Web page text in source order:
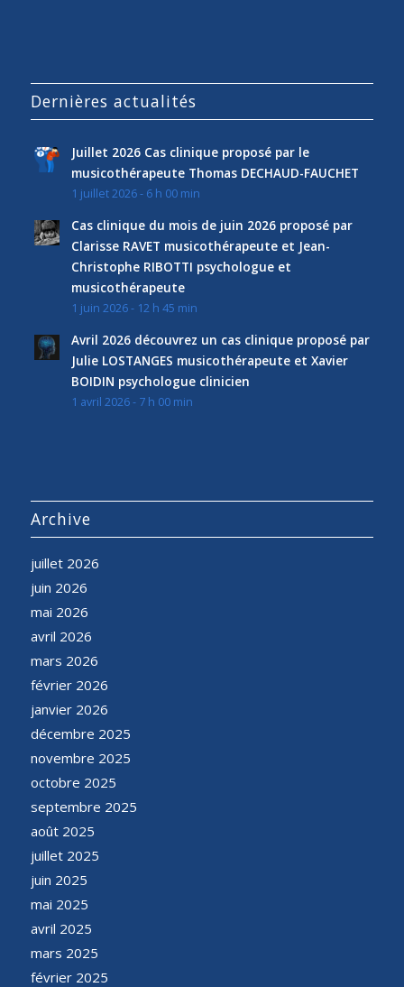
Dernières actualités
Juillet 2026 Cas clinique proposé par le
musicothérapeute Thomas DECHAUD-FAUCHET
1 juillet 2026 - 6 h 00 min
Cas clinique du mois de juin 2026 proposé par
Clarisse RAVET musicothérapeute et Jean-
Christophe RIBOTTI psychologue et
musicothérapeute
1 juin 2026 - 12 h 45 min
Avril 2026 découvrez un cas clinique proposé par
Julie LOSTANGES musicothérapeute et Xavier
BOIDIN psychologue clinicien
1 avril 2026 - 7 h 00 min
Archive
juillet 2026
juin 2026
mai 2026
avril 2026
mars 2026
février 2026
janvier 2026
décembre 2025
novembre 2025
octobre 2025
septembre 2025
août 2025
juillet 2025
juin 2025
mai 2025
avril 2025
mars 2025
février 2025